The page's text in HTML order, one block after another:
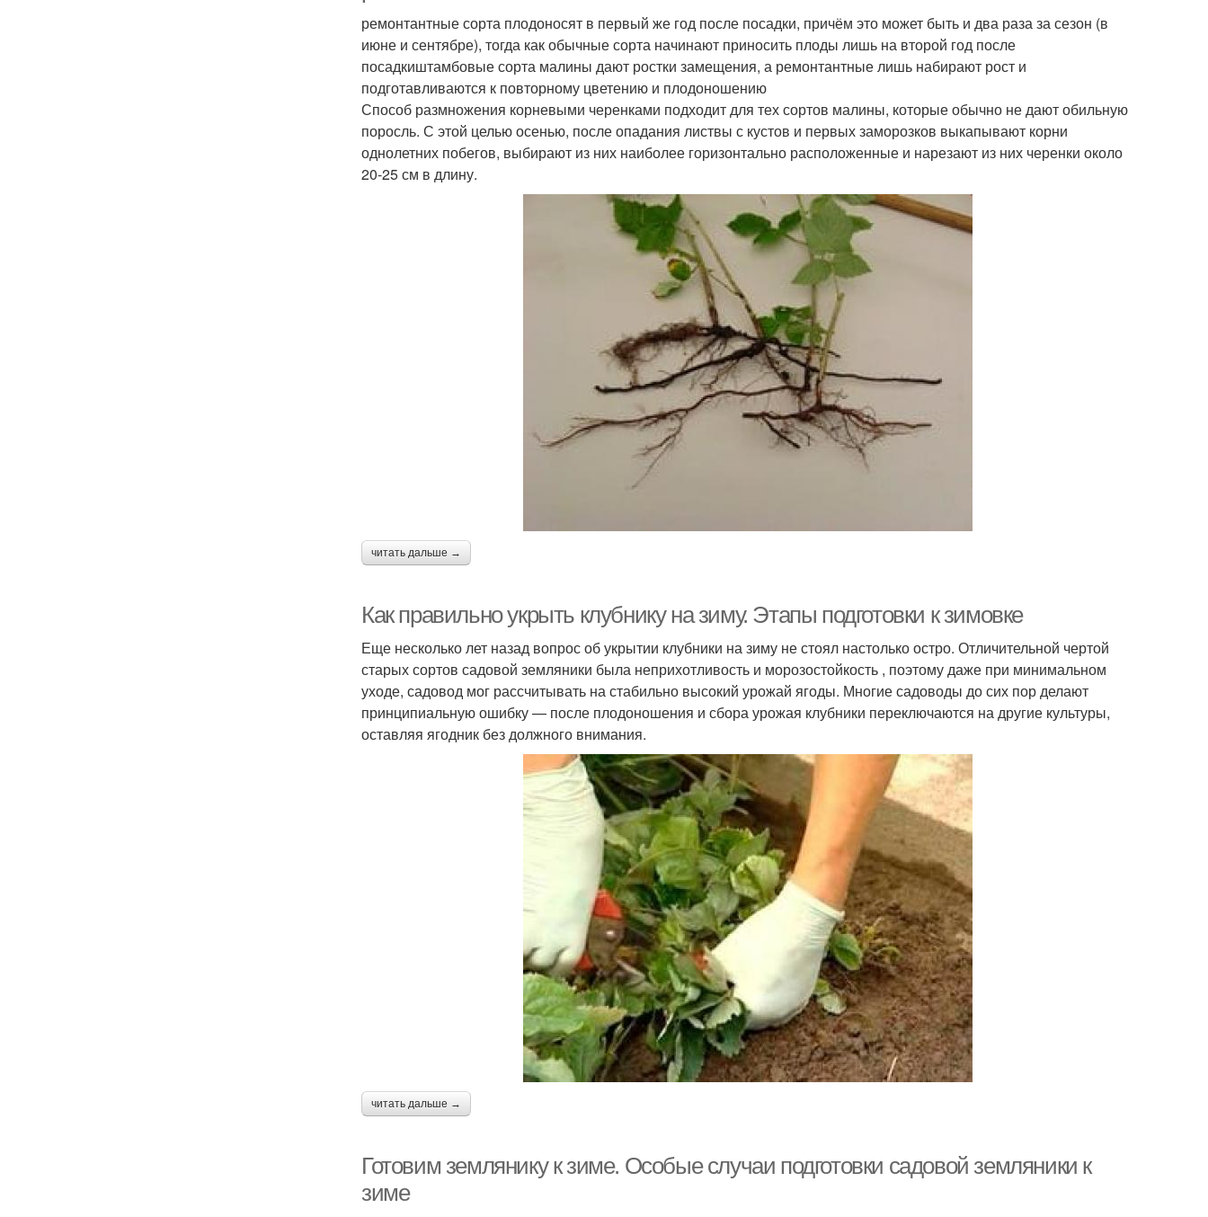
ремонтантные сорта плодоносят в первый же год после посадки, причём это может быть и два раза за сезон (в
июне и сентябре), тогда как обычные сорта начинают приносить плоды лишь на второй год после
посадкиштамбовые сорта малины дают ростки замещения, а ремонтантные лишь набирают рост и
подготавливаются к повторному цветению и плодоношению
Способ размножения корневыми черенками подходит для тех сортов малины, которые обычно не дают обильную
поросль. С этой целью осенью, после опадания листвы с кустов и первых заморозков выкапывают корни
однолетних побегов, выбирают из них наиболее горизонтально расположенные и нарезают из них черенки около
20-25 см в длину.
читать дальше →
Как правильно укрыть клубнику на зиму. Этапы подготовки к зимовке
Еще несколько лет назад вопрос об укрытии клубники на зиму не стоял настолько остро. Отличительной чертой
старых сортов садовой земляники была неприхотливость и морозостойкость , поэтому даже при минимальном
уходе, садовод мог рассчитывать на стабильно высокий урожай ягоды. Многие садоводы до сих пор делают
принципиальную ошибку — после плодоношения и сбора урожая клубники переключаются на другие культуры,
оставляя ягодник без должного внимания.
читать дальше →
Готовим землянику к зиме. Особые случаи подготовки садовой земляники к
зиме